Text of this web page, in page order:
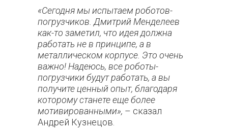
«Сегодня мы испытаем роботов-
погрузчиков. Дмитрий Менделеев
как-то заметил, что идея должна
работать не в принципе, а в
металлическом корпусе. Это очень
важно! Надеюсь, все роботы-
погрузчики будут работать, а вы
получите ценный опыт, благодаря
которому станете еще более
мотивированными», – сказал
Андрей Кузнецов.